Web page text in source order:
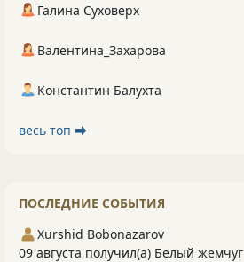
Галина Суховерх
Валентина_Захарова
Константин Балухта
весь топ ⮕
ПОСЛЕДНИЕ СОБЫТИЯ
Xurshid Bobonazarov
09 августа получил(а) Белый жемчуг